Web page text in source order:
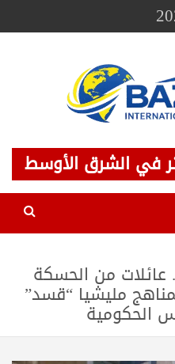
في الشرق الأوسط
عائلات من الحسكة
مليشيا “قسد”
الحكومية